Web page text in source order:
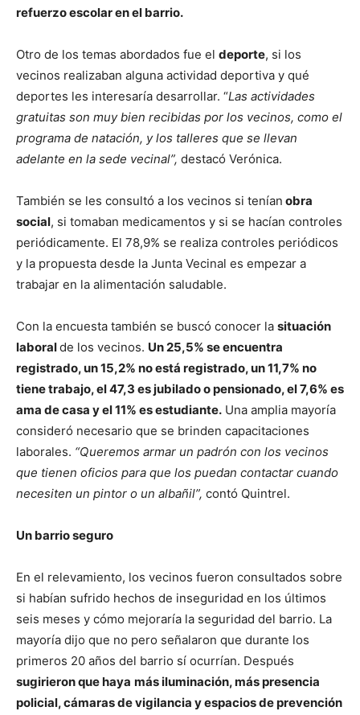
refuerzo escolar en el barrio.
Otro de los temas abordados fue el deporte, si los
vecinos realizaban alguna actividad deportiva y qué
deportes les interesaría desarrollar. “Las actividades
gratuitas son muy bien recibidas por los vecinos, como el
programa de natación, y los talleres que se llevan
adelante en la sede vecinal”, destacó Verónica.
También se les consultó a los vecinos si tenían obra
social, si tomaban medicamentos y si se hacían controles
periódicamente. El 78,9% se realiza controles periódicos
y la propuesta desde la Junta Vecinal es empezar a
trabajar en la alimentación saludable.
Con la encuesta también se buscó conocer la situación
laboralde los vecinos. Un 25,5% se encuentra
registrado, un 15,2% no está registrado, un 11,7% no
tiene trabajo, el 47,3 es jubilado o pensionado, el 7,6% es
ama de casa y el 11% es estudiante. Una amplia mayoría
consideró necesario que se brinden capacitaciones
laborales. “Queremos armar un padrón con los vecinos
que tienen oficios para que los puedan contactar cuando
necesiten un pintor o un albañil”, contó Quintrel.
Un barrio seguro
En el relevamiento, los vecinos fueron consultados sobre
si habían sufrido hechos de inseguridad en los últimos
seis meses y cómo mejoraría la seguridad del barrio. La
mayoría dijo que no pero señalaron que durante los
primeros 20 años del barrio sí ocurrían. Después
sugirieron que haya más iluminación, más presencia
policial, cámaras de vigilancia y espacios de prevención